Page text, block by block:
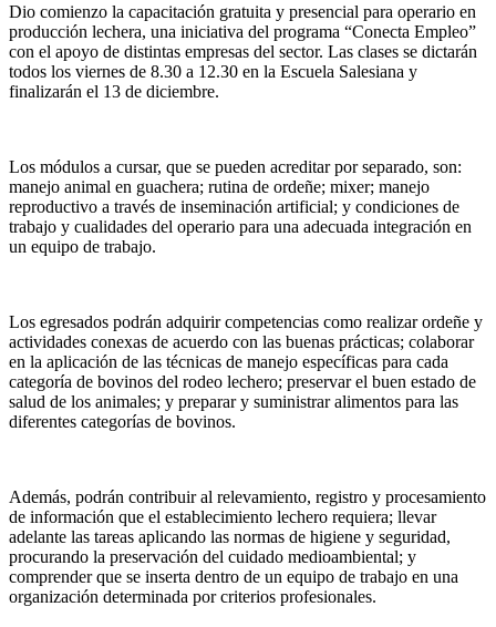
Dio comienzo la capacitación gratuita y presencial para operario en
producción lechera, una iniciativa del programa “Conecta Empleo”
con el apoyo de distintas empresas del sector. Las clases se dictarán
todos los viernes de 8.30 a 12.30 en la Escuela Salesiana y
finalizarán el 13 de diciembre.
Los módulos a cursar, que se pueden acreditar por separado, son:
manejo animal en guachera; rutina de ordeñe; mixer; manejo
reproductivo a través de inseminación artificial; y condiciones de
trabajo y cualidades del operario para una adecuada integración en
un equipo de trabajo.
Los egresados podrán adquirir competencias como realizar ordeñe y
actividades conexas de acuerdo con las buenas prácticas; colaborar
en la aplicación de las técnicas de manejo específicas para cada
categoría de bovinos del rodeo lechero; preservar el buen estado de
salud de los animales; y preparar y suministrar alimentos para las
diferentes categorías de bovinos.
Además, podrán contribuir al relevamiento, registro y procesamiento
de información que el establecimiento lechero requiera; llevar
adelante las tareas aplicando las normas de higiene y seguridad,
procurando la preservación del cuidado medioambiental; y
comprender que se inserta dentro de un equipo de trabajo en una
organización determinada por criterios profesionales.